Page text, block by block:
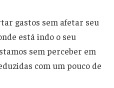
gastos sem afetar seu
está indo o seu
sem perceber em
com um pouco de